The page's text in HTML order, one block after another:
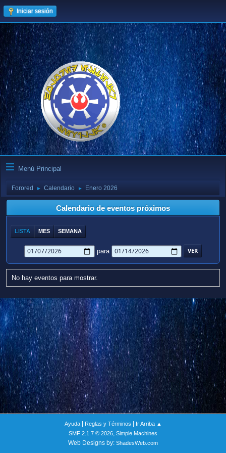
Iniciar sesión
Menú Principal
Forored ► Calendario ► Enero 2026
Calendario de eventos próximos
LISTA MES SEMANA
para
No hay eventos para mostrar.
Ayuda| Reglas y Términos
Ir Arriba ▲
SMF 2.1.7 © 2026, Simple Machines
Web Designs by: ShadesWeb.com